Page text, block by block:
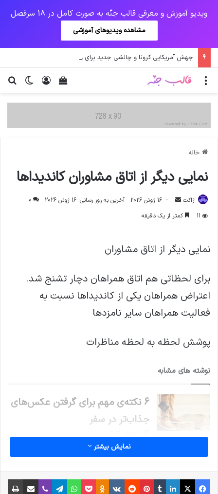
ویدیو آموزش و معرفی قالب جنّه به صورت کامل در 18 سرفصل
مشاهده ویدیوهای آموزشی
تغییر ورود
دیدن سبد خرید منو
خانه
نمایی دیگر از اتاق مشاوران کاندیداها
ژاکت
ارسال
ایمیل
16 ژوئن 2026 آخرین به روز رسانی: 16 ژوئن 2026
0
11
کمتر از یک دقیقه
نمایی دیگر از اتاق مشاوران
برای لحظاتی هم اتاق همراهان دچار تشنج شد.
اعتراض همراهان یکی از کاندیداها نسبت به
فعالیت همراهان سایر نامزدها
پوشش لحظه به لحظه مناظرات
نوشته های مشابه
6 نکته‌ی مهم برای گرفتن عکس‌های
جذاب‌تر در سفر
خداحافظی زود هنگام بازیکن تیم
ملی فوتسال از دنیای بازی
نمایش بیشتر
فیس بوک X لینکدین
‫تامبلر‫پین‌ترست
‫رددیت‫VKontakte
‫Odnoklassniki
پاکتواتس آپ تلگراموایبر اشتراک گذاری از طریق ایمیل